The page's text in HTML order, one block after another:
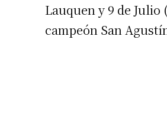
Lauquen y 9 de
campeón San